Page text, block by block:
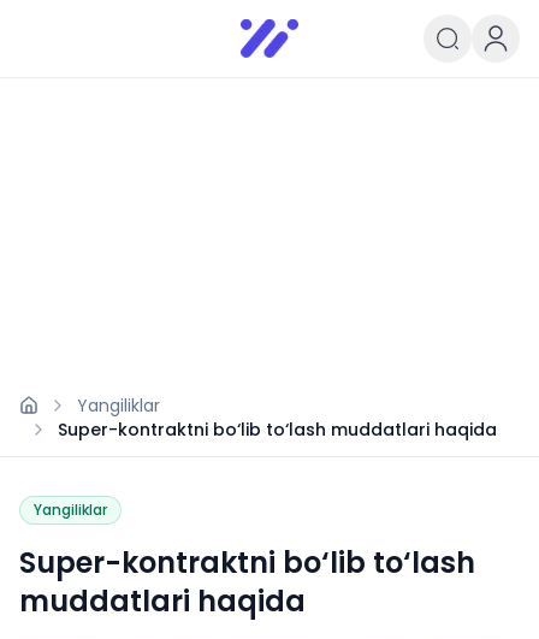
Infoedu
Ta&#039;lim xabarlari va
Yangiliklar
Super-kontraktni bo‘lib to‘lash muddatlari haqida
Yangiliklar
Super-kontraktni bo‘lib to‘lash
muddatlari haqida